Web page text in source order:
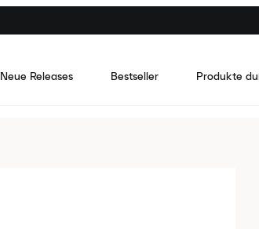
Neue Releases Bestseller Produkte